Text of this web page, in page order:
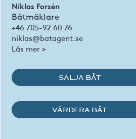
Niklas Forsén
Båtmäklare
+46 705-92 60 76
niklas@batagent.se
Läs mer >
SÄLJA BÅT
VÄRDERA BÅT